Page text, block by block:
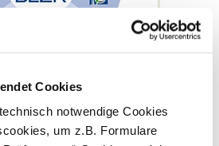
Cookies
notwendige Cookies
um z.B. Formulare